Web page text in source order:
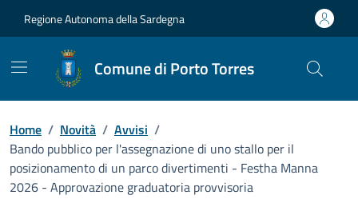
Regione Autonoma della Sardegna
Comune di Porto Torres
Home / Novità / Avvisi /
Bando pubblico per l'assegnazione di uno stallo per il
posizionamento di un parco divertimenti - Festha Manna
2026 - Approvazione graduatoria provvisoria